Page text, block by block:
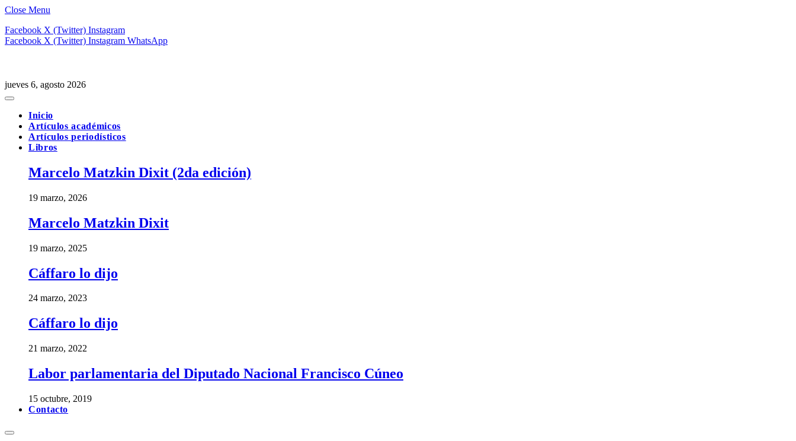
Close Menu
Facebook X (Twitter) Instagram
Facebook X (Twitter) Instagram WhatsApp
jueves 6, agosto 2026
Inicio
Artículos académicos
Artículos periodísticos
Libros
Marcelo Matzkin Dixit (2da edición)
19 marzo, 2026
Marcelo Matzkin Dixit
19 marzo, 2025
Cáffaro lo dijo
24 marzo, 2023
Cáffaro lo dijo
21 marzo, 2022
Labor parlamentaria del Diputado Nacional Francisco Cúneo
15 octubre, 2019
Contacto